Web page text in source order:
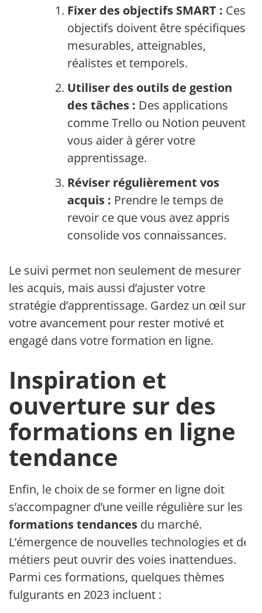
Fixer des objectifs SMART : Ces
objectifs doivent être spécifiques,
mesurables, atteignables,
réalistes et temporels.
Utiliser des outils de gestion
des tâches : Des applications
comme Trello ou Notion peuvent
vous aider à gérer votre
apprentissage.
Réviser régulièrement vos
acquis : Prendre le temps de
revoir ce que vous avez appris
consolide vos connaissances.
Le suivi permet non seulement de mesurer
les acquis, mais aussi d’ajuster votre
stratégie d’apprentissage. Gardez un œil sur
votre avancement pour rester motivé et
engagé dans votre formation en ligne.
Inspiration et
ouverture sur des
formations en ligne
tendance
Enfin, le choix de se former en ligne doit
s’accompagner d’une veille régulière sur les
formations tendances du marché.
L’émergence de nouvelles technologies et de
métiers peut ouvrir des voies inattendues.
Parmi ces formations, quelques thèmes
fulgurants en 2023 incluent :